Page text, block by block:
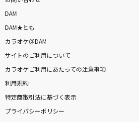
DAM
DAM★とも
カラオケ＠DAM
サイトのご利用について
カラオケご利用にあたっての注意事項
利用規約
特定商取引法に基づく表示
プライバシーポリシー